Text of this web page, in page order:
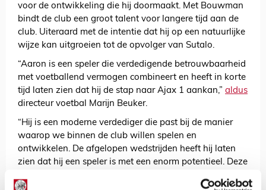
voor de ontwikkeling die hij doormaakt. Met Bouwman
bindt de club een groot talent voor langere tijd aan de
club. Uiteraard met de intentie dat hij op een natuurlijke
wijze kan uitgroeien tot de opvolger van Sutalo.
“Aaron is een speler die verdedigende betrouwbaarheid
met voetballend vermogen combineert en heeft in korte
tijd laten zien dat hij de stap naar Ajax 1 aankan,” aldus
directeur voetbal Marijn Beuker.
“Hij is een moderne verdediger die past bij de manier
waarop we binnen de club willen spelen en
ontwikkelen. De afgelopen wedstrijden heeft hij laten
zien dat hij een speler is met een enorm potentieel. Deze